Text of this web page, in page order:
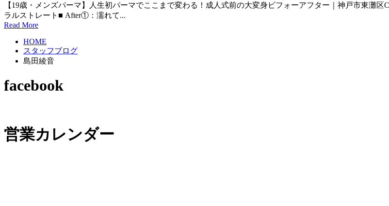
【19歳・メンズパーマ】人生初パーマでここまで変わる！成人式前の大変身ビフォーアフター｜神戸市東灘
ラルストレート■ After①：濡れて...
Read More
HOME
スタッフブログ
島田綾音
facebook
営業カレンダー